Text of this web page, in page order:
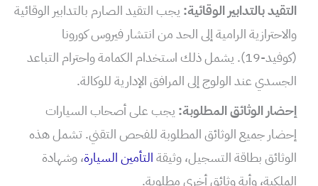
التقيد بالتدابير الوقائية: يجب التقيد الصارم بالتدابير الوقائية
والاحترازية الرامية إلى الحد من انتشار فيروس كورونا
(كوفيد-19). يشمل ذلك استخدام الكمامة واحترام التباعد
الجسدي عند الولوج إلى المرافق الإدارية للوكالة.
إحضار الوثائق المطلوبة: يجب على أصحاب السيارات
إحضار جميع الوثائق المطلوبة للفحص التقني. تشمل هذه
الوثائق بطاقة التسجيل، وثيقةالتأمين السيارة، وشهادة
الملكية، وأية وثائق أخرى مطلوبة.